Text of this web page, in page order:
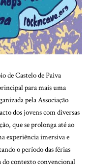
de Castelo de Paiva
para mais uma
pela Associação
dos jovens com diversas
que se prolonga até ao
experiência imersiva e
o período das férias
do contexto convencional